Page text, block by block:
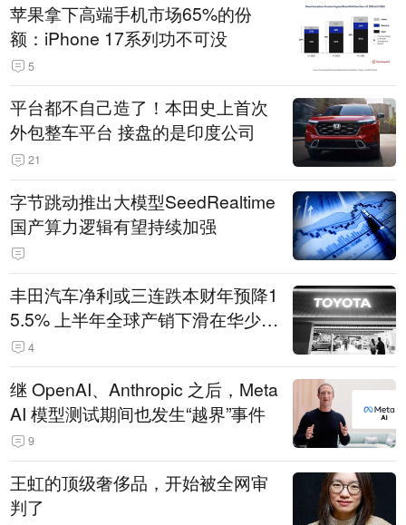
苹果拿下高端手机市场65%的份
额：iPhone 17系列功不可没
5
平台都不自己造了！本田史上首次
外包整车平台 接盘的是印度公司
21
字节跳动推出大模型SeedRealtime
国产算力逻辑有望持续加强
丰田汽车净利或三连跌本财年预降1
5.5% 上半年全球产销下滑在华少卖
14.3万辆
4
继 OpenAI、Anthropic 之后，Meta
AI 模型测试期间也发生“越界”事件
9
王虹的顶级奢侈品，开始被全网审
判了